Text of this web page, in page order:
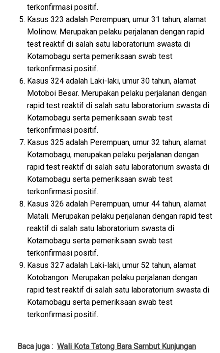
terkonfirmasi positif.
Kasus 323 adalah Perempuan, umur 31 tahun, alamat
Molinow. Merupakan pelaku perjalanan dengan rapid
test reaktif di salah satu laboratorium swasta di
Kotamobagu serta pemeriksaan swab test
terkonfirmasi positif.
Kasus 324 adalah Laki-laki, umur 30 tahun, alamat
Motoboi Besar. Merupakan pelaku perjalanan dengan
rapid test reaktif di salah satu laboratorium swasta di
Kotamobagu serta pemeriksaan swab test
terkonfirmasi positif.
Kasus 325 adalah Perempuan, umur 32 tahun, alamat
Kotamobagu, merupakan pelaku perjalanan dengan
rapid test reaktif di salah satu laboratorium swasta di
Kotamobagu serta pemeriksaan swab test
terkonfirmasi positif.
Kasus 326 adalah Perempuan, umur 44 tahun, alamat
Matali. Merupakan pelaku perjalanan dengan rapid test
reaktif di salah satu laboratorium swasta di
Kotamobagu serta pemeriksaan swab test
terkonfirmasi positif.
Kasus 327 adalah Laki-laki, umur 52 tahun, alamat
Kotobangon. Merupakan pelaku perjalanan dengan
rapid test reaktif di salah satu laboratorium swasta di
Kotamobagu serta pemeriksaan swab test
terkonfirmasi positif.
Baca juga : Wali Kota Tatong Bara Sambut Kunjungan